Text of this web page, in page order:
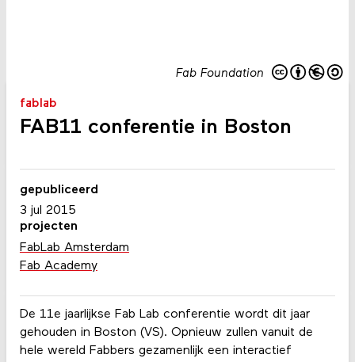
Fab Foundation
fablab
FAB11 conferentie in Boston
De 11e jaarlijkse Fab Lab conferentie wordt dit jaar
gehouden in Boston (VS). Opnieuw zullen vanuit de
hele wereld Fabbers gezamenlijk een interactief
gepubliceerd
3 jul 2015
projecten
FabLab Amsterdam
Fab Academy